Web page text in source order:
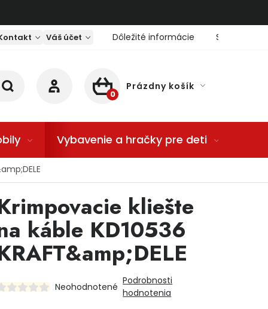
Váš účet Dôležité informácie Servis
NÁKUPNÝ KOŠÍK
Prázdny košík
Vybavenie a hračky pre deti
kliešte
káble KD10536
Neohodnotené
Podrobnosti
hodnotenia